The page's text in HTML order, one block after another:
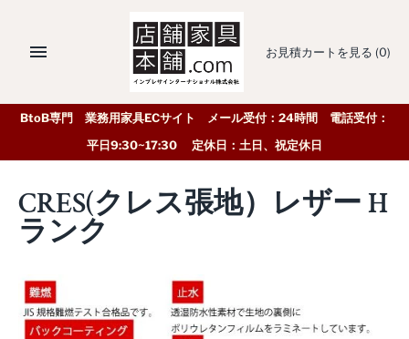
お見積カートを見る (0)
BtoB専門 業務用家具ECサイト メール受付：24時間 電話受付：
平日9:30~17:30 定休日：土日、祝定休日
CRES(クレス張地）レザー H
ランク